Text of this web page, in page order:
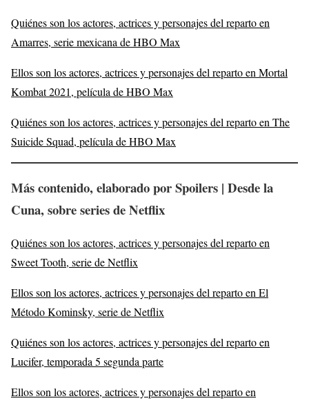
Quiénes son los actores, actrices y personajes del reparto en
Amarres, serie mexicana de HBO Max
Ellos son los actores, actrices y personajes del reparto en Mortal
Kombat 2021, película de HBO Max
Quiénes son los actores, actrices y personajes del reparto en The
Suicide Squad, película de HBO Max
Más contenido, elaborado por Spoilers | Desde la
Cuna, sobre series de Netflix
Quiénes son los actores, actrices y personajes del reparto en
Sweet Tooth, serie de Netflix
Ellos son los actores, actrices y personajes del reparto en El
Método Kominsky, serie de Netflix
Quiénes son los actores, actrices y personajes del reparto en
Lucifer, temporada 5 segunda parte
Ellos son los actores, actrices y personajes del reparto en